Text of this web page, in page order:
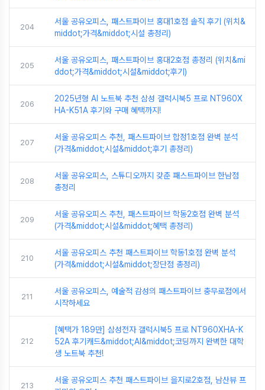
204
서울 공유오피스, 패스트파이브 홍대1호점 솔직 후기 (위치&
middot;가격&middot;시설 총정리)
205
서울 공유오피스, 패스트파이브 홍대2호점 총정리 (위치&mi
ddot;가격&middot;시설&middot;후기)
206
2025년형 AI 노트북 추천 삼성 갤럭시북5 프로 NT960X
HA-K51A 후기와 구매 혜택까지!
207
서울 공유오피스 추천, 패스트파이브 합정1호점 완벽 분석
(가격&middot;시설&middot;후기 총정리)
208
서울 공유오피스, 스튜디오까지 갖춘 패스트파이브 한남점
총정리
209
서울 공유오피스 추천, 패스트파이브 학동2호점 완벽 분석
(가격&middot;시설&middot;혜택 총정리)
210
서울 공유오피스 추천 패스트파이브 학동1호점 완벽 분석
(가격&middot;시설&middot;장단점 총정리)
211
서울 공유오피스, 예술적 감성의 패스트파이브 충무로점에서
시작하세요
212
[혜택가 189만] 삼성전자 갤럭시북5 프로 NT960XHA-K
52A 후기캐드&middot;AI&middot;코딩까지 완벽한 대학
생 노트북 추천!
213
서울 공유오피스 추천 패스트파이브 을지로2호점, 남산뷰 프